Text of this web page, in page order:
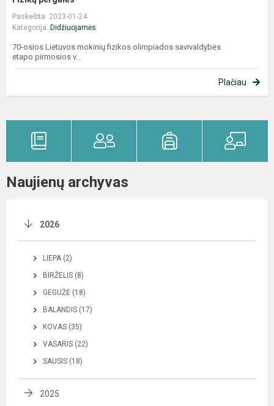
Paskelbta: 2023-01-24
Kategorija: Didžiuojamės
70-osios Lietuvos mokinių fizikos olimpiados savivaldybės
etapo pirmosios v...
Plačiau
Naujienų archyvas
2026
LIEPA (2)
BIRŽELIS (8)
GEGUŽĖ (18)
BALANDIS (17)
KOVAS (35)
VASARIS (22)
SAUSIS (18)
2025